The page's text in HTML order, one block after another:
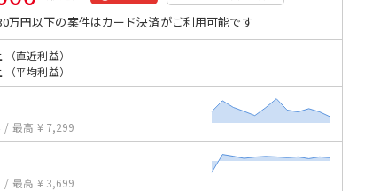
万円以下の案件はカード決済がご利用可能です
（直近利益）
（平均利益）
/ 最高 ¥ 7,299
/ 最高 ¥ 3,699